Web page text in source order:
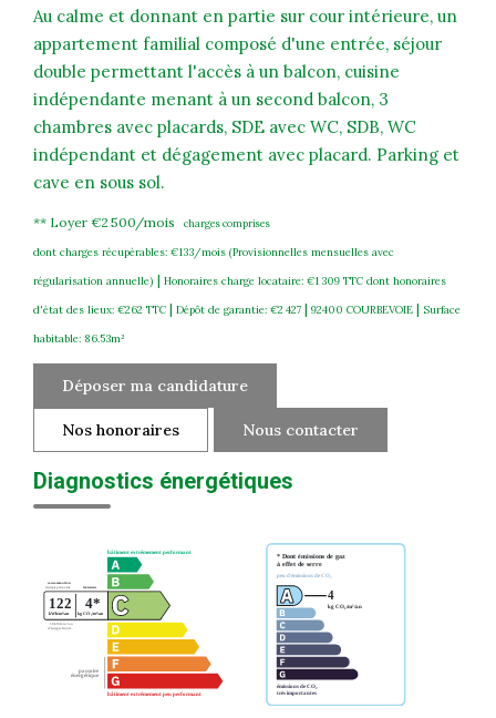
Au calme et donnant en partie sur cour intérieure, un
appartement familial composé d'une entrée, séjour
double permettant l'accès à un balcon, cuisine
indépendante menant à un second balcon, 3
chambres avec placards, SDE avec WC, SDB, WC
indépendant et dégagement avec placard. Parking et
cave en sous sol.
** Loyer €2 500/mois charges comprises
dont charges récupérables: €133/mois (Provisionnelles mensuelles avec
régularisation annuelle) | Honoraires charge locataire: €1 309 TTC dont honoraires
d'état des lieux: €262 TTC | Dépôt de garantie: €2 427 | 92400 COURBEVOIE | Surface
habitable: 86.53m²
Déposer ma candidature
Nos honoraires Nous contacter
Diagnostics énergétiques